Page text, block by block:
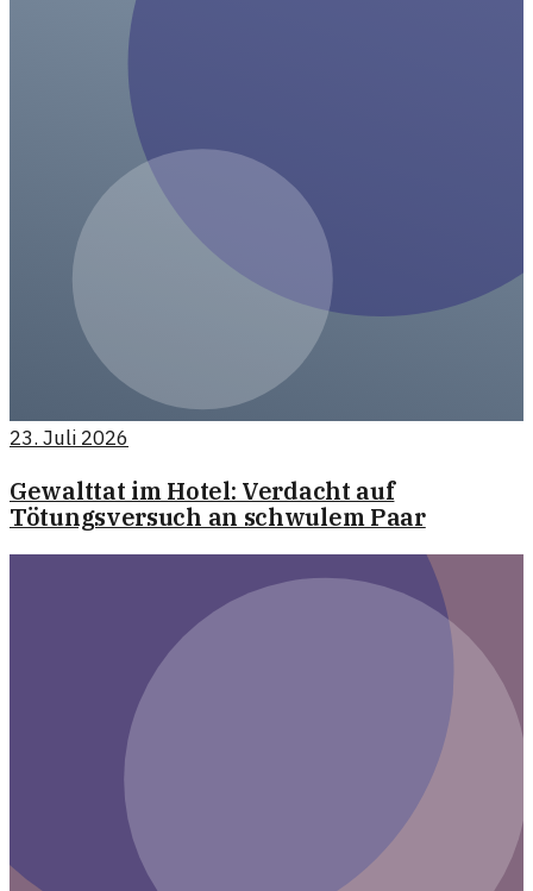
23. Juli 2026
Gewalttat im Hotel: Verdacht auf
Tötungsversuch an schwulem Paar